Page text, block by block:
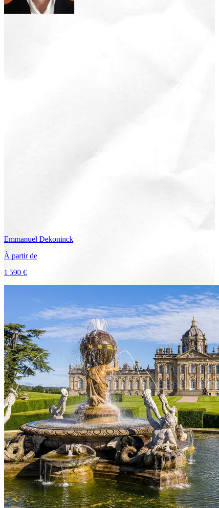
Emmanuel Dekoninck
À partir de
1 590 €